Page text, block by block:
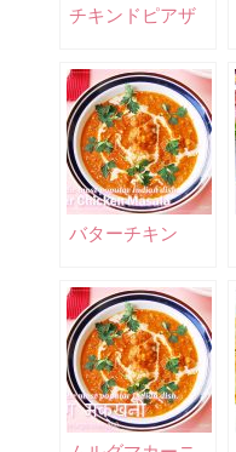
チキンドピアザ
バターチキン